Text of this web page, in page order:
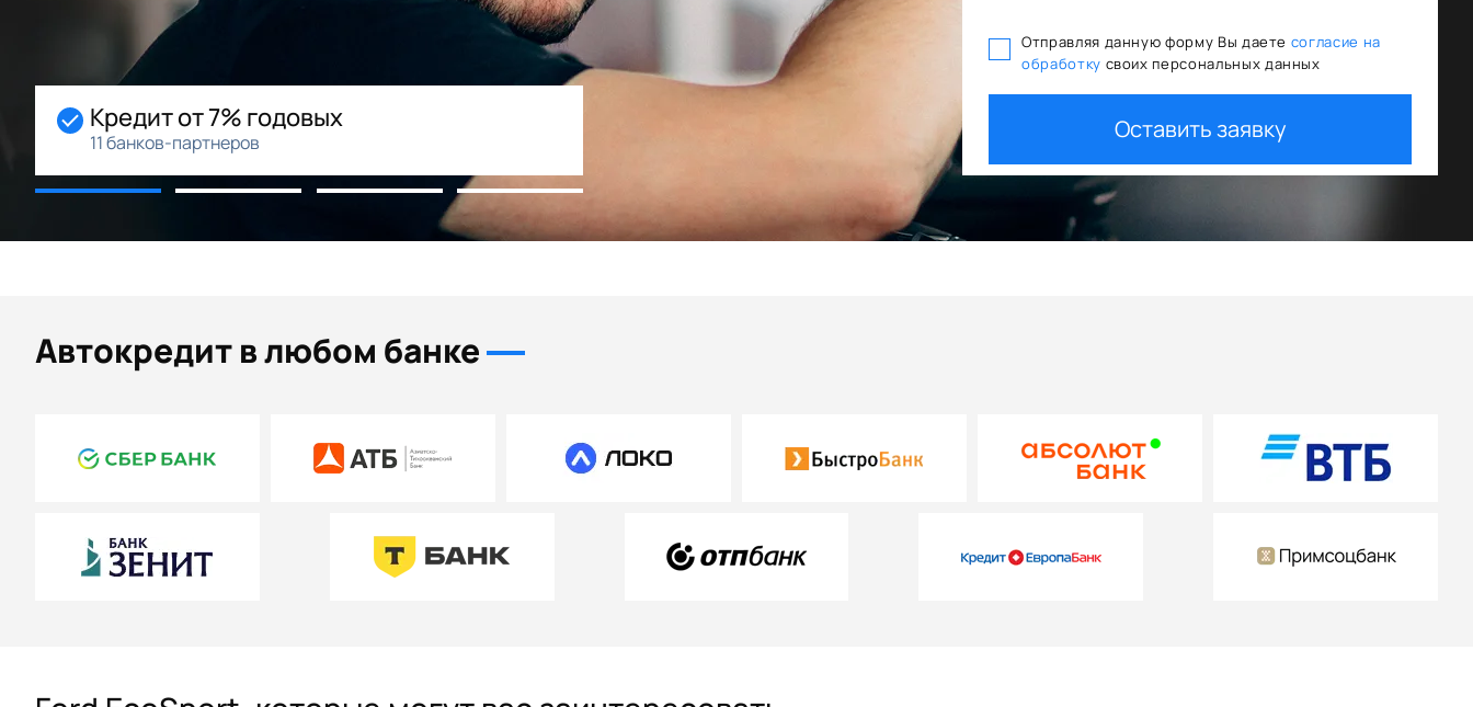
Начальный взнос 0%
Возможность рассрочки
Госпрограммы льготного кредитования Trade In как первый взнос
+ дополнительная скидка
Отправляя данную форму Вы даете согласие на
обработку своих персональных данных
Оставить заявку
Автокредит в любом банке